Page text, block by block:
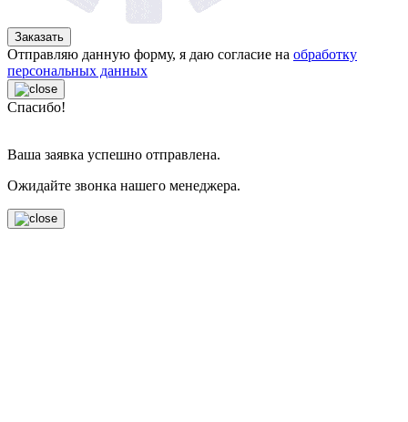
Заказать
Отправляю данную форму, я даю согласие на обработку
персональных данных
Спасибо!
Ваша заявка успешно отправлена.
Ожидайте звонка нашего менеджера.